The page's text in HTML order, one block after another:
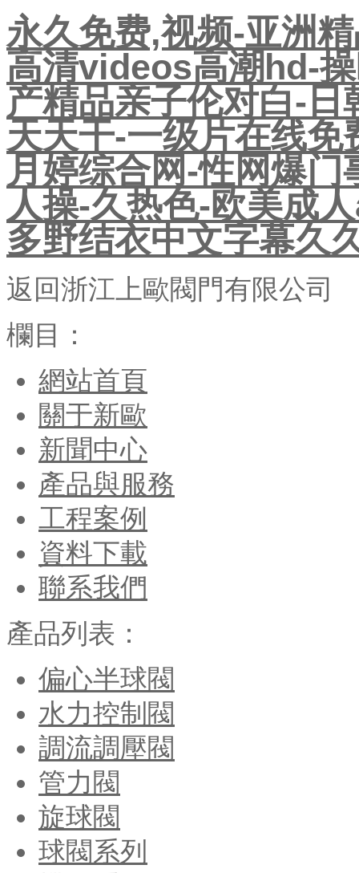
永久免费,视频-亚洲
高清videos高潮hd-
产精品亲子伦对白-
天天干-一级片在线
月婷综合网-性网爆
人操-久热色-欧美成
多野结衣中文字幕久
返回浙江上歐閥門有限公司
欄目：
網站首頁
關于新歐
新聞中心
產品與服務
工程案例
資料下載
聯系我們
產品列表：
偏心半球閥
水力控制閥
調流調壓閥
管力閥
旋球閥
球閥系列